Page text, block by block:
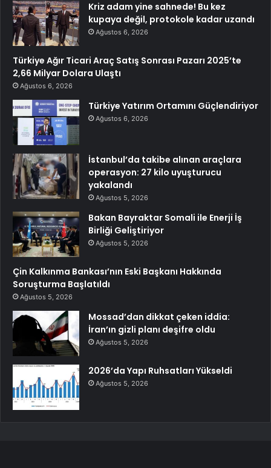
Kriz adam yine sahnede! Bu kez
kupaya değil, protokole kadar uzandı
Ağustos 6, 2026
Türkiye Ağır Ticari Araç Satış Sonrası Pazarı 2025’te
2,66 Milyar Dolara Ulaştı
Ağustos 6, 2026
Türkiye Yatırım Ortamını Güçlendiriyor
Ağustos 6, 2026
İstanbul’da takibe alınan araçlara
operasyon: 27 kilo uyuşturucu
yakalandı
Ağustos 5, 2026
Bakan Bayraktar Somali ile Enerji İş
Birliği Geliştiriyor
Ağustos 5, 2026
Çin Kalkınma Bankası’nın Eski Başkanı Hakkında
Soruşturma Başlatıldı
Ağustos 5, 2026
Mossad’dan dikkat çeken iddia:
İran’ın gizli planı deşifre oldu
Ağustos 5, 2026
2026’da Yapı Ruhsatları Yükseldi
Ağustos 5, 2026